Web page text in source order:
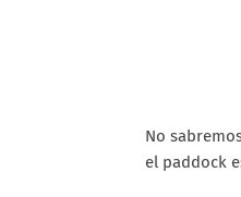
No
el paddock